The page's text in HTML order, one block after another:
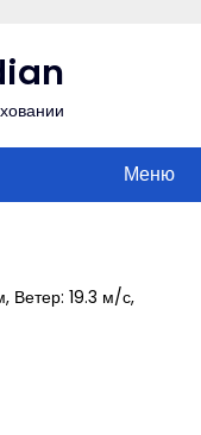
Меню
Ветер: 19.3 м/с,